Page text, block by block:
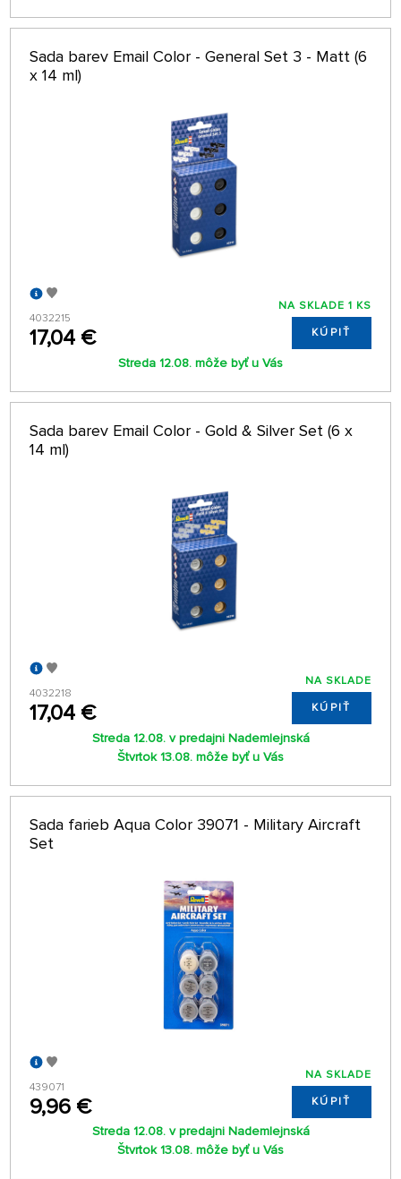
Sada barev Email Color - General Set 3 - Matt (6
x 14 ml)
4032215
17,04 €
NA SKLADE 1 KS
KÚPIŤ
Streda 12.08. môže byť u Vás
Sada barev Email Color - Gold & Silver Set (6 x
14 ml)
4032218
17,04 €
NA SKLADE
KÚPIŤ
Streda 12.08. v predajni Nademlejnská
Štvrtok 13.08. môže byť u Vás
Sada farieb Aqua Color 39071 - Military Aircraft
Set
439071
9,96 €
NA SKLADE
KÚPIŤ
Streda 12.08. v predajni Nademlejnská
Štvrtok 13.08. môže byť u Vás